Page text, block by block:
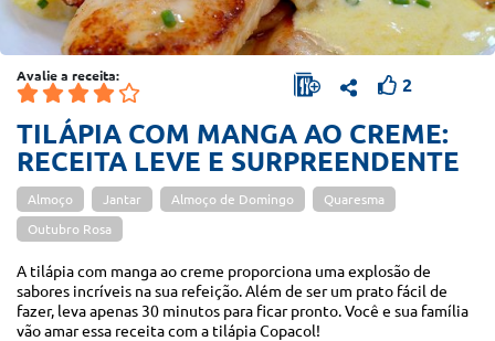
Avalie a receita: 2
TILÁPIA COM MANGA AO CREME:
RECEITA LEVE E SURPREENDENTE
Almoço Jantar Almoço de Domingo Quaresma
Outubro Rosa
A tilápia com manga ao creme proporciona uma explosão de
sabores incríveis na sua refeição. Além de ser um prato fácil de
fazer, leva apenas 30 minutos para ficar pronto. Você e sua família
vão amar essa receita com a tilápia Copacol!